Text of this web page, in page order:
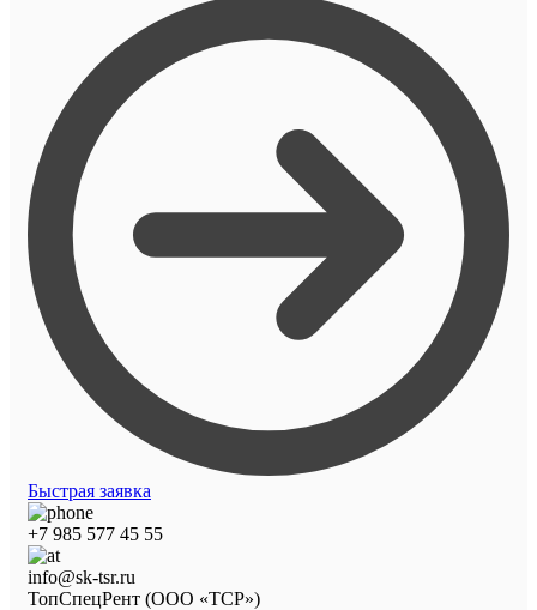
Быстрая заявка
+7 985 577 45 55
info@sk-tsr.ru
ТопСпецРент (ООО «ТСР»)